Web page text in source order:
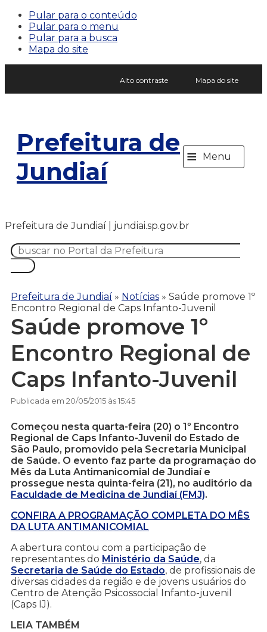
Pular para o conteúdo
Pular para o menu
Pular para a busca
Mapa do site
Alto contraste Mapa do site
Prefeitura de
Jundiaí
≡ Menu
Prefeitura de Jundiaí | jundiai.sp.gov.br
Prefeitura de Jundiaí » Notícias » Saúde promove 1º
Encontro Regional de Caps Infanto-Juvenil
Saúde promove 1º
Encontro Regional de
Caps Infanto-Juvenil
Publicada em 20/05/2015 às 15:45
Começou nesta quarta-feira (20) o 1º Encontro
Regional de Caps Infanto-Juvenil do Estado de
São Paulo, promovido pela Secretaria Municipal
de Saúde. O evento faz parte da programação do
Mês da Luta Antimanicomial de Jundiaí e
prossegue nesta quinta-feira (21), no auditório da
Faculdade de Medicina de Jundiaí (FMJ).
CONFIRA A PROGRAMAÇÃO COMPLETA DO MÊS
DA LUTA ANTIMANICOMIAL
A abertura contou com a participação de
representantes do Ministério da Saúde, da
Secretaria de Saúde do Estado, de profissionais de
diversas cidades da região e de jovens usuários do
Centro de Atenção Psicossocial Infanto-juvenil
(Caps IJ).
LEIA TAMBÉM